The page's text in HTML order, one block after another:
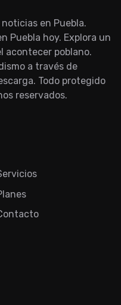
en Puebla.
Puebla hoy. Explora un
acontecer poblano.
a través de
Todo protegido
reservados.